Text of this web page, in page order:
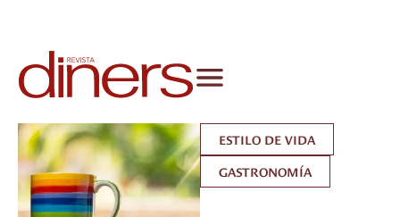
ESTILO DE VIDA
GASTRONOMÍA